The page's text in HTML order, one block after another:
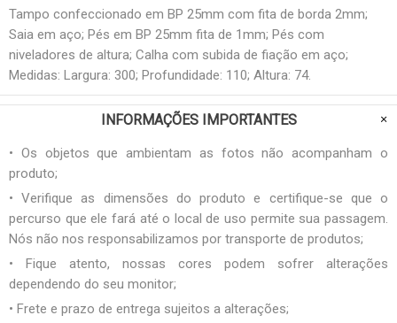
Tampo confeccionado em BP 25mm com fita de borda 2mm;
Saia em aço; Pés em BP 25mm fita de 1mm; Pés com
niveladores de altura; Calha com subida de fiação em aço;
Medidas: Largura: 300; Profundidade: 110; Altura: 74.
INFORMAÇÕES IMPORTANTES
• Os objetos que ambientam as fotos não acompanham o
produto;
• Verifique as dimensões do produto e certifique-se que o
percurso que ele fará até o local de uso permite sua passagem.
Nós não nos responsabilizamos por transporte de produtos;
• Fique atento, nossas cores podem sofrer alterações
dependendo do seu monitor;
• Frete e prazo de entrega sujeitos a alterações;